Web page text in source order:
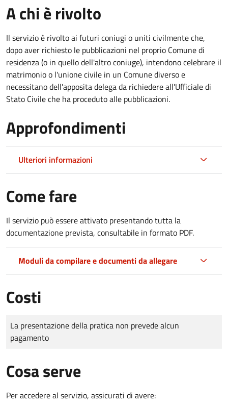
A chi è rivolto
Il servizio è rivolto ai futuri coniugi o uniti civilmente che,
dopo aver richiesto le pubblicazioni nel proprio Comune di
residenza (o in quello dell'altro coniuge), intendono celebrare il
matrimonio o l'unione civile in un Comune diverso e
necessitano dell'apposita delega da richiedere all'Ufficiale di
Stato Civile che ha proceduto alle pubblicazioni.
Approfondimenti
Ulteriori informazioni
Come fare
Il servizio può essere attivato presentando tutta la
documentazione prevista, consultabile in formato PDF.
Moduli da compilare e documenti da allegare
Costi
Tipo di pagamento
Importo
La presentazione della pratica non prevede alcun
pagamento
Cosa serve
Per accedere al servizio, assicurati di avere: